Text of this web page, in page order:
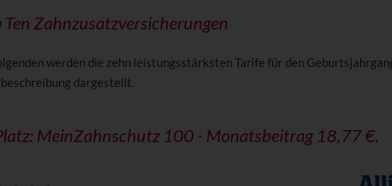
Ten Zahnzusatzversicherungen
werden die zehn leistungsstärksten Tarife für den
dargestellt.
MeinZahnschutz 100 - Monatsbeitrag 18,77 €.